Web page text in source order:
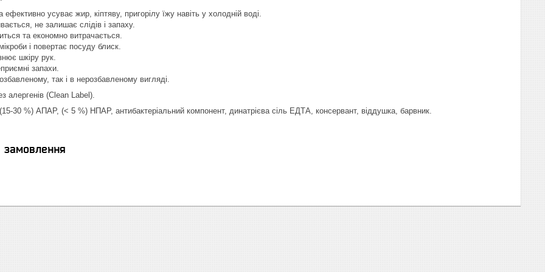
усуває жир, кіптяву, пригорілу їжу навіть у холодній воді.
не залишає слідів і запаху.
та економно витрачається.
і повертає посуду блиск.
шкіру рук.
запахи.
так і в нерозбавленому вигляді.
алергенів (Clean Label).
30 %) АПАР, (˂ 5 %) НПАР, антибактеріальний компонент, динатрієва сіль ЕДТА, консервант, віддушка, барвник.
замовлення